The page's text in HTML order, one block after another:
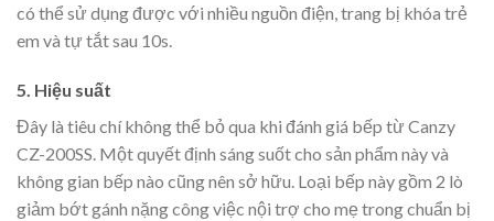
có thể sử dụng được với nhiều nguồn điện, trang bị khóa trẻ
em và tự tắt sau 10s.
5. Hiệu suất
Đây là tiêu chí không thể bỏ qua khi đánh giá bếp từ Canzy
CZ-200SS. Một quyết định sáng suốt cho sản phẩm này và
không gian bếp nào cũng nên sở hữu. Loại bếp này gồm 2 lò
giảm bớt gánh nặng công việc nội trợ cho mẹ trong chuẩn bị